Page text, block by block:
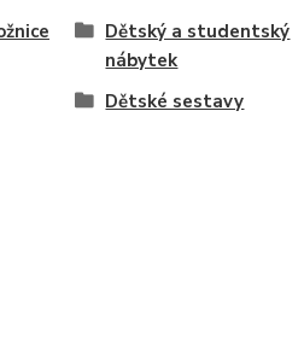
Dětský a studentský
nábytek
Dětské sestavy